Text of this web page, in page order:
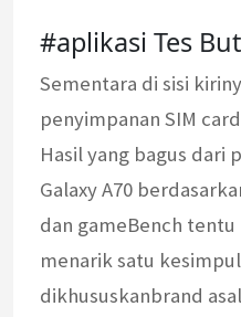
#aplikasi Tes
Sementara di sisi
penyimpanan SIM
Hasil yang bagus dari
Galaxy A70
dan gameBench
menarik satu
dikhususkanbrand